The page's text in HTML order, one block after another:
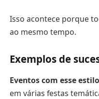
Isso acontece porque
ao mesmo tempo.
Exemplos de
Eventos com esse
em várias festas